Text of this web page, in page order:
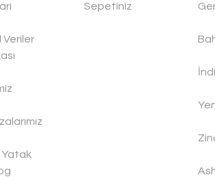
Veriler
Sepetiniz